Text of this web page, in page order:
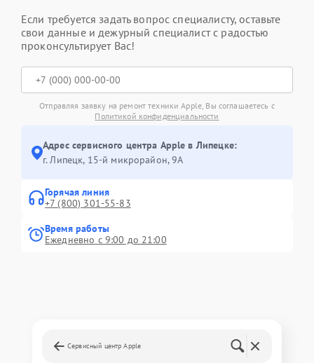
Если требуется задать вопрос специалисту, оставьте
свои данные и дежурный специалист с радостью
проконсультирует Вас!
Отправляя заявку на ремонт техники Apple, Вы соглашаетесь с
Политикой конфиденциальности
Адрес сервисного центра Apple в Липецке:
г. Липецк, 15-й микрорайон, 9А
Горячая линия
+7 (800) 301-55-83
Время работы
Ежедневно с 9:00 до 21:00
Сервисный центр Apple